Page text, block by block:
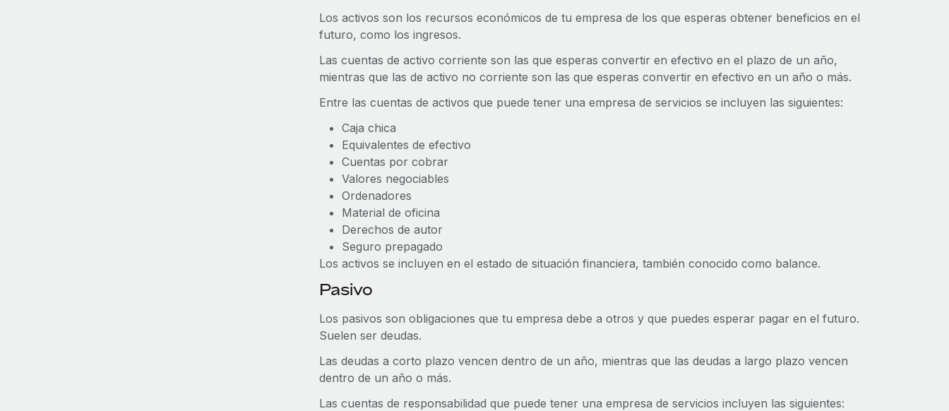
Los activos son los recursos económicos de tu empresa de los que esperas obtener beneficios en el
futuro, como los ingresos.
Las cuentas de activo corriente son las que esperas convertir en efectivo en el plazo de un año,
mientras que las de activo no corriente son las que esperas convertir en efectivo en un año o más.
Entre las cuentas de activos que puede tener una empresa de servicios se incluyen las siguientes:
Caja chica
Equivalentes de efectivo
Cuentas por cobrar
Valores negociables
Ordenadores
Material de oficina
Derechos de autor
Seguro prepagado
Los activos se incluyen en el estado de situación financiera, también conocido como balance.
Pasivo
Los pasivos son obligaciones que tu empresa debe a otros y que puedes esperar pagar en el futuro.
Suelen ser deudas.
Las deudas a corto plazo vencen dentro de un año, mientras que las deudas a largo plazo vencen
dentro de un año o más.
Las cuentas de responsabilidad que puede tener una empresa de servicios incluyen las siguientes: